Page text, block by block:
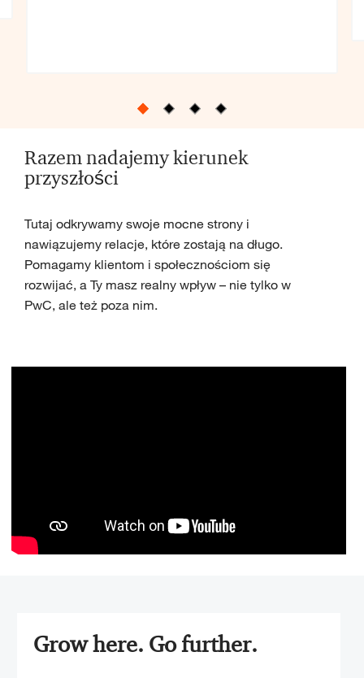
Razem nadajemy kierunek
przyszłości
Tutaj odkrywamy swoje mocne strony i
nawiązujemy relacje, które zostają na długo.
Pomagamy klientom i społecznościom się
rozwijać, a Ty masz realny wpływ – nie tylko w
PwC, ale też poza nim.
Grow here. Go further.